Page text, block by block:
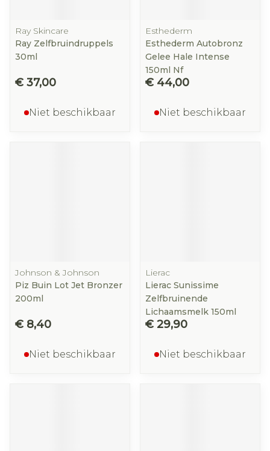
Ray Skincare
Ray Zelfbruindruppels
30ml
€ 37,00
Niet beschikbaar
Esthederm
Esthederm Autobronz
Gelee Hale Intense
150ml Nf
€ 44,00
Niet beschikbaar
Johnson & Johnson
Piz Buin Lot Jet Bronzer
200ml
€ 8,40
Niet beschikbaar
Lierac
Lierac Sunissime
Zelfbruinende
Lichaamsmelk 150ml
€ 29,90
Niet beschikbaar